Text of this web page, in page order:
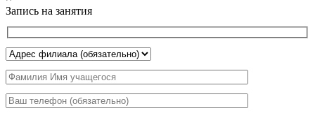
Запись на занятия